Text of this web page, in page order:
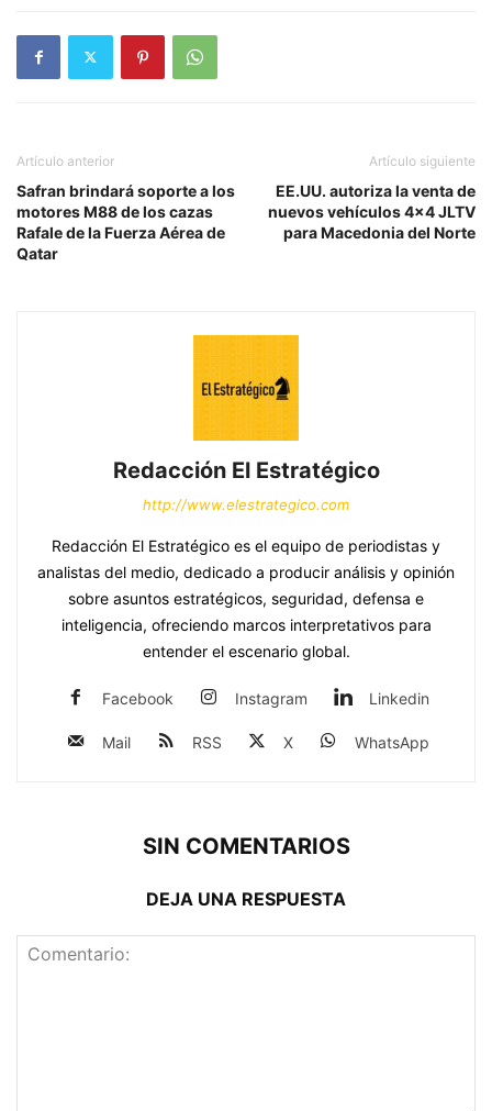
Artículo anterior
Safran brindará soporte a los
motores M88 de los cazas
Rafale de la Fuerza Aérea de
Qatar
Artículo siguiente
EE.UU. autoriza la venta de
nuevos vehículos 4×4 JLTV
para Macedonia del Norte
Redacción El Estratégico
http://www.elestrategico.com
Redacción El Estratégico es el equipo de periodistas y
analistas del medio, dedicado a producir análisis y opinión
sobre asuntos estratégicos, seguridad, defensa e
inteligencia, ofreciendo marcos interpretativos para
entender el escenario global.
Facebook Instagram Linkedin
Mail RSS X WhatsApp
SIN COMENTARIOS
DEJA UNA RESPUESTA